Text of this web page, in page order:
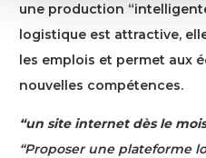
une production
logistique est attractive,
les emplois et permet aux
nouvelles compétences.
“un site internet dès le
“Proposer une plateforme